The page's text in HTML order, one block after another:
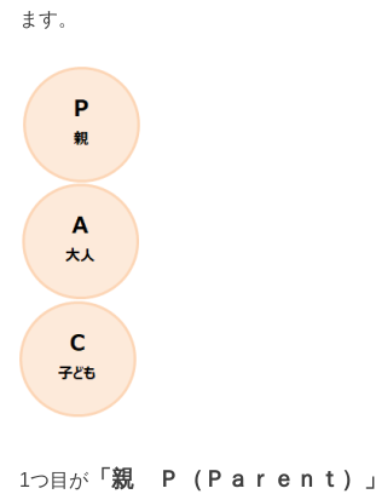
ます。
1つ目が 「親 Ｐ（Ｐａｒｅｎｔ）」